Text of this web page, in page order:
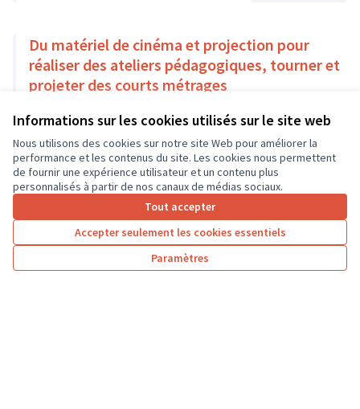
Informations sur les cookies utilisés sur le site web
Nous utilisons des cookies sur notre site Web pour améliorer la
performance et les contenus du site. Les cookies nous permettent
de fournir une expérience utilisateur et un contenu plus
personnalisés à partir de nos canaux de médias sociaux.
Tout accepter
Accepter seulement les cookies essentiels
Paramètres
Du matériel de cinéma et projection pour
réaliser des ateliers pédagogiques, tourner et
projeter des courts métrages
18 000 €
Résultats par page : 25
1 2 3 4